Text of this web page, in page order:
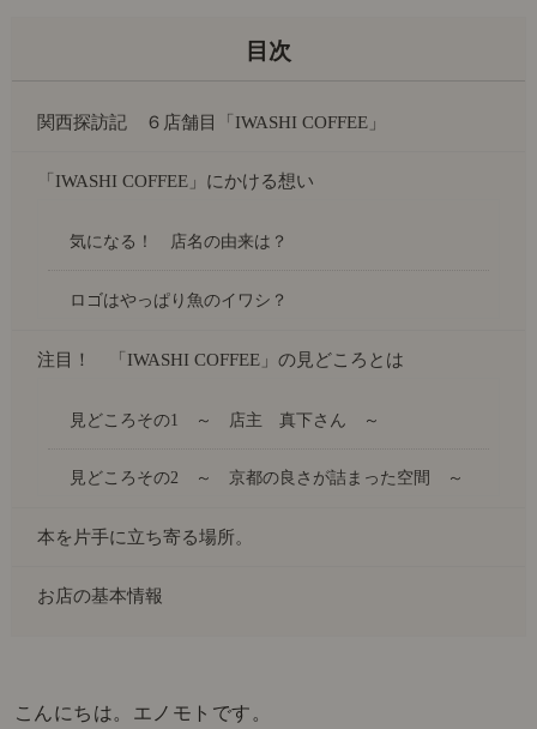
こんにちは。エノモトです。
関西探訪記 ６店舗目「IWASHI COFFEE」
「IWASHI COFFEE」にかける想い
気になる！ 店名の由来は？
ロゴはやっぱり魚のイワシ？
注目！ 「IWASHI COFFEE」の見どころとは
見どころその1 ～ 店主 真下さん ～
見どころその2 ～ 京都の良さが詰まった空間 ～
本を片手に立ち寄る場所。
お店の基本情報